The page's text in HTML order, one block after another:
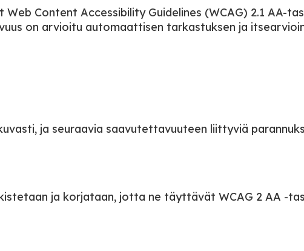
Content Accessibility Guidelines (WCAG) 2.1 AA-
on arvioitu automaattisen tarkastuksen ja
ja seuraavia saavutettavuuteen liittyviä
ja korjataan, jotta ne täyttävät WCAG 2 AA -